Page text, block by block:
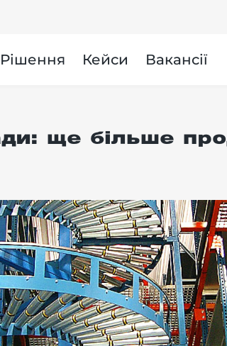
Рішення Кейси Вакансії
ще більше